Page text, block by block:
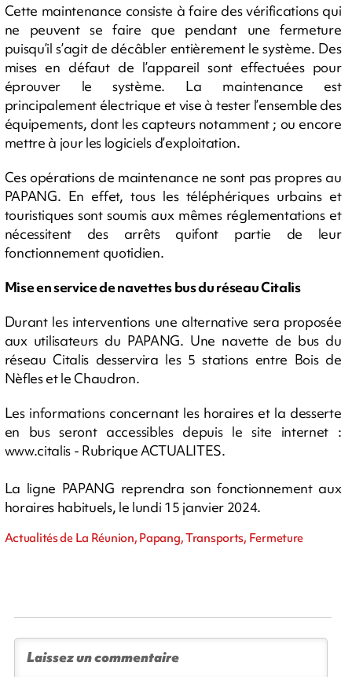
Cette maintenance consiste à faire des vérifications qui
ne peuvent se faire que pendant une fermeture
puisqu’il s’agit de décâbler entièrement le système. Des
mises en défaut de l’appareil sont effectuées pour
éprouver le système. La maintenance est
principalement électrique et vise à tester l’ensemble des
équipements, dont les capteurs notamment ; ou encore
mettre à jour les logiciels d’exploitation.
Ces opérations de maintenance ne sont pas propres au
PAPANG. En effet, tous les téléphériques urbains et
touristiques sont soumis aux mêmes réglementations et
nécessitent des arrêts quifont partie de leur
fonctionnement quotidien.
Mise en service de navettes bus du réseau Citalis
Durant les interventions une alternative sera proposée
aux utilisateurs du PAPANG. Une navette de bus du
réseau Citalis desservira les 5 stations entre Bois de
Nèfles et le Chaudron.
Les informations concernant les horaires et la desserte
en bus seront accessibles depuis le site internet :
www.citalis - Rubrique ACTUALITES.
La ligne PAPANG reprendra son fonctionnement aux
horaires habituels, le lundi 15 janvier 2024.
Actualités de La Réunion, Papang, Transports, Fermeture